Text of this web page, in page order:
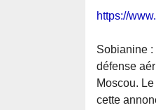
https://
Sobianine :
défense
Moscou.
cette